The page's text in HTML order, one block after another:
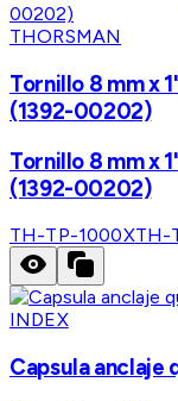
THORSMAN
Tornillo 8 mm x
(1392-00202)
Tornillo 8 mm x
(1392-00202)
TH-TP-1000XTH-
INDEX
Capsula anclaje